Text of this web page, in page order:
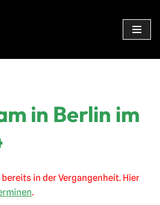
in Berlin im
in der Vergangenheit. Hier
.